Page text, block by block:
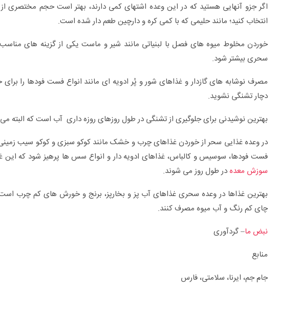
اگر جزو آنهایی هستید که در این وعده اشتهای کمی دارند، بهتر است حجم مختصری از
انتخاب کنید؛ مانند حلیمی که با کمی کره و دارچین طعم دار شده است.
خوردن مخلوط میوه های فصل با لبنیاتی مانند شیر و ماست یکی از گزینه های
سحری بیشتر شود.
مصرف نوشابه های گازدار و غذاهای شور و پُر ادویه ای مانند انواع فست فودها را
دچار تشنگی نشوید.
بهترین نوشیدنی برای جلوگیری از تشنگی در طول روزهای روزه داری آب است که البته می
در وعده غذایی سحر از خوردن غذاهای چرب و خشک مانند کوکو سبزی و کوکو سیب
فست فودها، سوسیس و کالباس، غذاهای ادویه دار و انواع سس ها پرهیز شود که
سوزش معدهدر طول روز می شوند.
بهترین غذاها در وعده سحری غذاهای آب پز و بخارپز، برنج و خورش های کم چرب
چای کم رنگ و آب میوه مصرف کنند.
نبض ما– گردآوری
منابع
جام جم، ایرنا، سلامتی، فارس